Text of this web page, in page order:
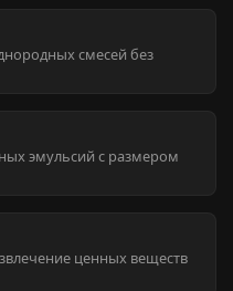
смесей без
эмульсий с размером
ценных веществ